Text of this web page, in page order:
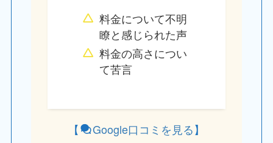
料金について不明
瞭と感じられた声
料金の高さについ
て苦言
【 Google口コミ を見る】